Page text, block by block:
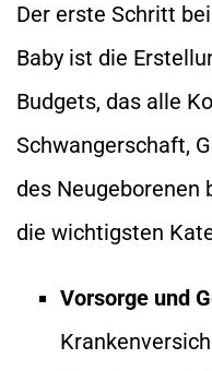
Der erste Schritt
Baby ist die
Budgets, das alle
Schwangerschaft,
des Neugeborenen
die wichtigsten
Vorsorge und